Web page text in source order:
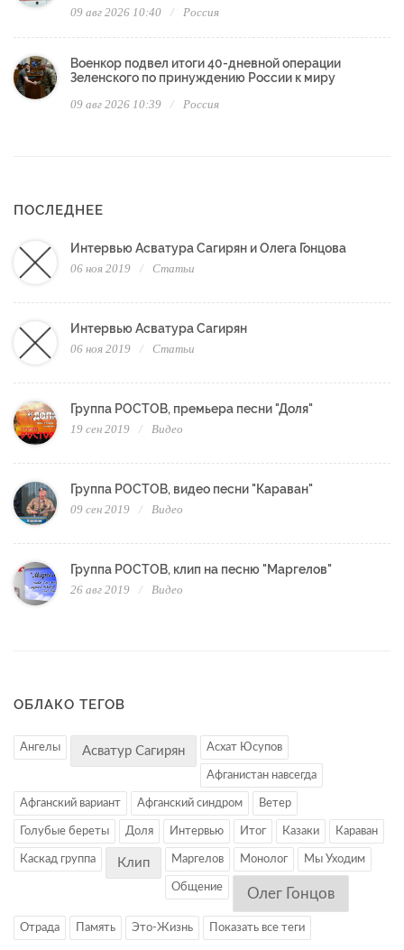
09 авг 2026 10:40 Россия
Военкор подвел итоги 40-дневной операции
Зеленского по принуждению России к миру
09 авг 2026 10:39 Россия
ПОСЛЕДНЕЕ
Интервью Асватура Сагирян и Олега Гонцова
06 ноя 2019 Статьи
Интервью Асватура Сагирян
06 ноя 2019 Статьи
Группа РОСТОВ, премьера песни "Доля"
19 сен 2019 Видео
Группа РОСТОВ, видео песни "Караван"
09 сен 2019 Видео
Группа РОСТОВ, клип на песню "Маргелов"
26 авг 2019 Видео
ОБЛАКО ТЕГОВ
Ангелы Асватур Сагирян Асхат Юсупов
Афганистан навсегда
Афганский вариант Афганский синдром Ветер
Голубые береты Доля Интервью Итог Казаки Караван
Каскад группа Клип Маргелов Монолог Мы Уходим
Общение Олег Гонцов
Отрада Память Это-Жизнь Показать все теги